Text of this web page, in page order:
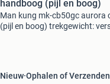
handboog (pijl en boog)
Man kung mk-cb50gc aurora
(pijl en boog) trekgewicht:
Nieuw Ophalen of Verzenden